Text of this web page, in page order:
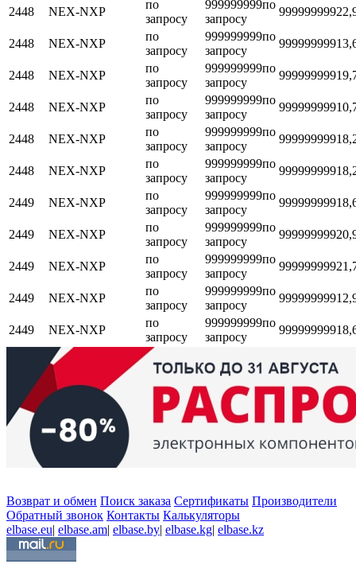
2448 NEX-NXP
по
запросу
999999999по
запросу
999999999
2448 NEX-NXP
по
запросу
999999999по
запросу
999999999
2448 NEX-NXP
по
запросу
999999999по
запросу
999999999
2448 NEX-NXP
по
запросу
999999999по
запросу
999999999
2448 NEX-NXP
по
запросу
999999999по
запросу
999999999
2448 NEX-NXP
по
запросу
999999999по
запросу
999999999
2449 NEX-NXP
по
запросу
999999999по
запросу
999999999
2449 NEX-NXP
по
запросу
999999999по
запросу
999999999
2449 NEX-NXP
по
запросу
999999999по
запросу
999999999
2449 NEX-NXP
по
запросу
999999999по
запросу
999999999
2449 NEX-NXP
по
запросу
999999999по
запросу
999999999
Возврат и обмен Поиск заказа Сертификаты Производители
Обратный звонок Контакты Калькуляторы
elbase.eu| elbase.am| elbase.by| elbase.kg| elbase.kz